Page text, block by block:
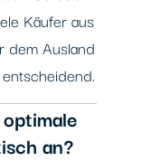
Käufer aus
dem Ausland
an?